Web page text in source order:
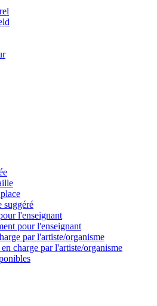
suggéré
l'enseignant
pour l'enseignant
par l'artiste/organisme
charge par l'artiste/organisme